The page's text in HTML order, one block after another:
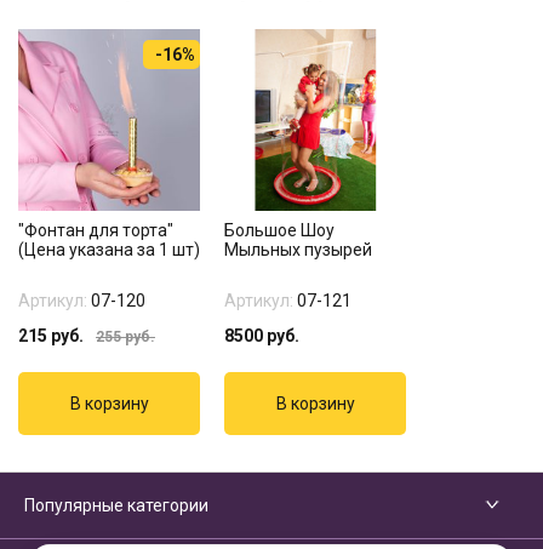
-16%
"Фонтан для торта"
(Цена указана за 1 шт)
Артикул: 07-120
215 руб. 255руб.
Большое Шоу
Мыльных пузырей
Артикул: 07-121
8500 руб.
Популярные категории